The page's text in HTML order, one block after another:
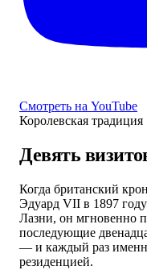
Смотреть на YouTube
Королевская традиция
Девять
Когда британский
Эдуард VII в 1897
Лазни, он мгновенно
последующие
— и каждый раз
резиденцией.